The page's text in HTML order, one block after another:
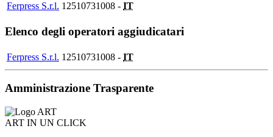
Ferpress S.r.l. 12510731008 - IT
Elenco degli operatori aggiudicatari
Ferpress S.r.l. 12510731008 - IT
Amministrazione Trasparente
ART IN UN CLICK